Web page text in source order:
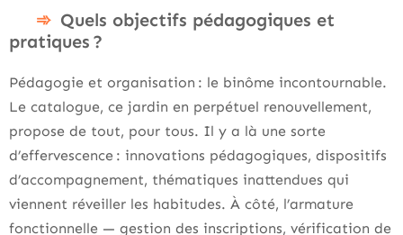
Quels objectifs pédagogiques et
pratiques ?
Pédagogie et organisation : le binôme incontournable.
Le catalogue, ce jardin en perpétuel renouvellement,
propose de tout, pour tous. Il y a là une sorte
d’effervescence : innovations pédagogiques, dispositifs
d’accompagnement, thématiques inattendues qui
viennent réveiller les habitudes. À côté, l’armature
fonctionnelle — gestion des inscriptions, vérification de